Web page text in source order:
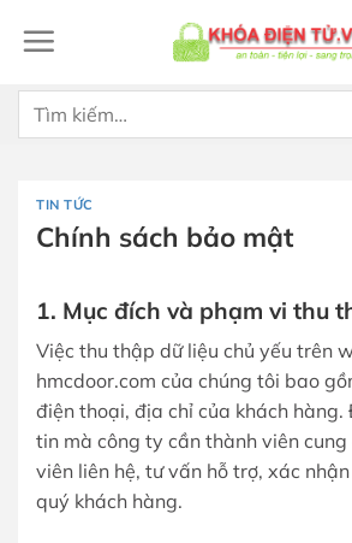
qua
dung
Tìm
TIN TỨC
Chính sách bảo mật
1. Mục đích và phạm vi thu
Việc thu thập dữ liệu chủ yếu trên
hmcdoor.com của chúng tôi bao
điện thoại, địa chỉ của khách
tin mà công ty cần thành viên
viên liên hệ, tư vấn hỗ trợ, xác
quý khách hàng.